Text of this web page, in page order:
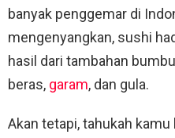
banyak penggemar di
mengenyangkan, sushi
hasil dari tambahan
beras, garam, dan gula.
Akan tetapi, tahukah